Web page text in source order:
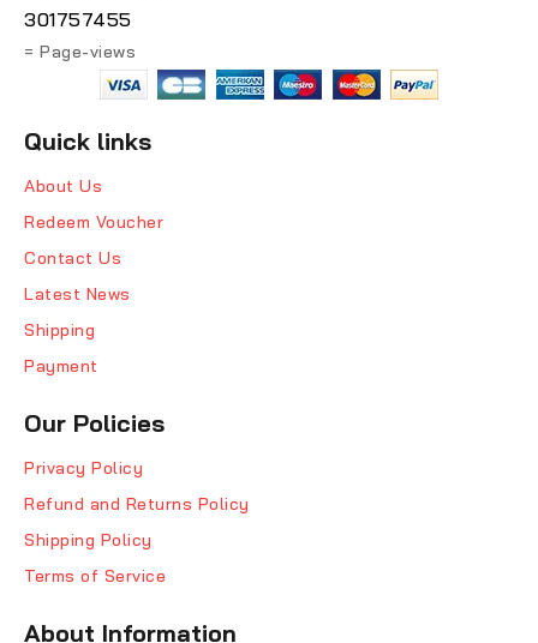
301757455
= Page-views
Quick links
About Us
Redeem Voucher
Contact Us
Latest News
Shipping
Payment
Our Policies
Privacy Policy
Refund and Returns Policy
Shipping Policy
Terms of Service
About Information